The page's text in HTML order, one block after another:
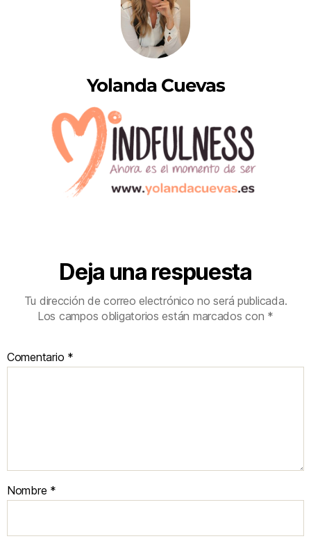
Yolanda Cuevas
Deja una respuesta
Tu dirección de correo electrónico no será publicada.
Los campos obligatorios están marcados con *
Comentario *
Nombre *